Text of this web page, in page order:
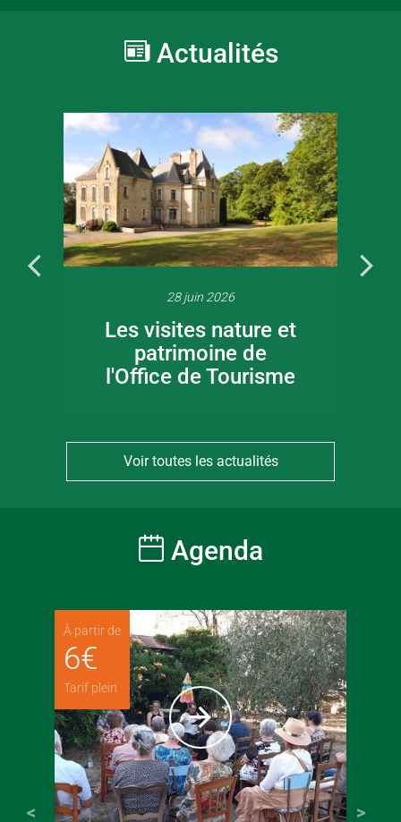
Actualités
28 juin 2026
Les visites nature et
patrimoine de
l'Office de Tourisme
Voir toutes les actualités
Agenda
À partir de
6€
Tarif plein